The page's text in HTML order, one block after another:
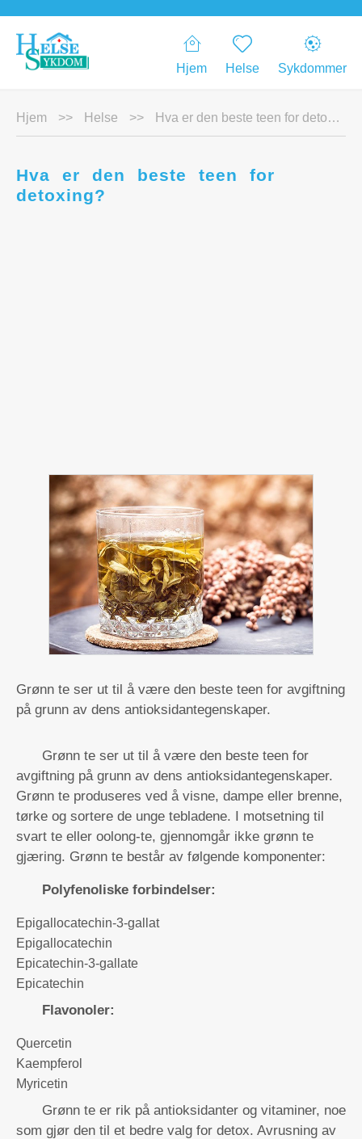
Hjem Helse Sykdommer
Hjem >> Helse >> Hva er den beste teen for detoxing?
Hva er den beste teen for
detoxing?
Grønn te ser ut til å være den beste teen for avgiftning
på grunn av dens antioksidantegenskaper.
Grønn te ser ut til å være den beste teen for
avgiftning på grunn av dens antioksidantegenskaper.
Grønn te produseres ved å visne, dampe eller brenne,
tørke og sortere de unge tebladene. I motsetning til
svart te eller oolong-te, gjennomgår ikke grønn te
gjæring. Grønn te består av følgende komponenter:
Polyfenoliske forbindelser:
Epigallocatechin-3-gallat
Epigallocatechin
Epicatechin-3-gallate
Epicatechin
Flavonoler:
Quercetin
Kaempferol
Myricetin
Grønn te er rik på antioksidanter og vitaminer, noe
som gjør den til et bedre valg for detox. Avrusning av